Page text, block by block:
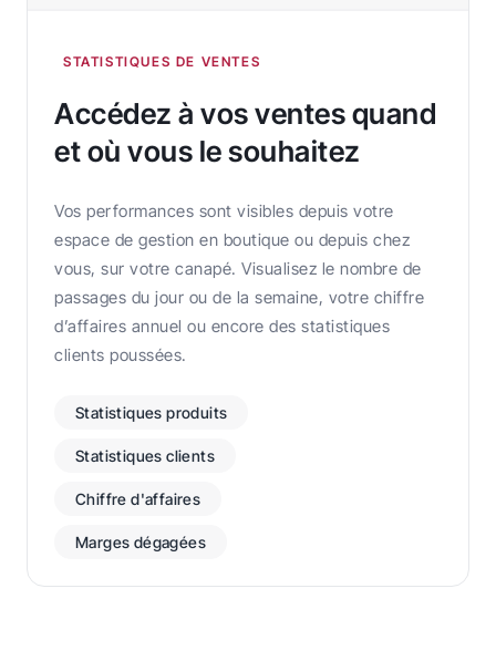
STATISTIQUES DE VENTES
Accédez à vos ventes quand
et où vous le souhaitez
Vos performances sont visibles depuis votre
espace de gestion en boutique ou depuis chez
vous, sur votre canapé. Visualisez le nombre de
passages du jour ou de la semaine, votre chiffre
d’affaires annuel ou encore des statistiques
clients poussées.
Statistiques produits
Statistiques clients
Chiffre d'affaires
Marges dégagées